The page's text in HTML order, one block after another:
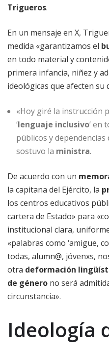
Trigueros.
En un mensaje en X,
medida «garantizamos el
en todo material y
primera infancia, niñez y
ideológicas que afecten
«Hoy giré la instrucción
‘lenguaje inclusivo‘ en
públicos y
sostuvo la ministra.
De acuerdo con un
la capitana del Ejército, la
los centros educativos
cartera de Estado» para
institucional clara,
«palabras como ‘amigue,
todas, alumn@, jóvenxs,
otra deformación
de género no será
circunstancia».
Ideología